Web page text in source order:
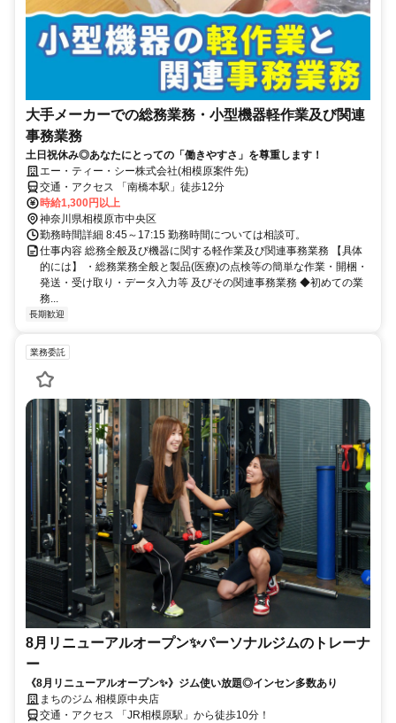
大手メーカーでの総務業務・小型機器軽作業及び関連
事務業務
土日祝休み◎あなたにとっての「働きやすさ」を尊重します！
エー・ティー・シー株式会社(相模原案件先)
交通・アクセス 「南橋本駅」徒歩12分
時給1,300円以上
神奈川県相模原市中央区
勤務時間詳細 8:45～17:15 勤務時間については相談可。
仕事内容 総務全般及び機器に関する軽作業及び関連事務業務 【具体
的には】 ・総務業務全般と製品(医療)の点検等の簡単な作業・開梱・
発送・受け取り・データ入力等 及びその関連事務業務 ◆初めての業
務...
長期歓迎
業務委託
8月リニューアルオープン✨パーソナルジムのトレーナ
ー
《8月リニューアルオープン✨》ジム使い放題◎インセン多数あり
まちのジム 相模原中央店
交通・アクセス 「JR相模原駅」から徒歩10分！